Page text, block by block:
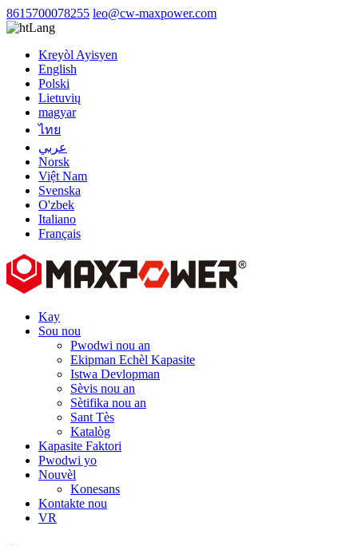
8615700078255 leo@cw-maxpower.com
Lang
Kreyòl Ayisyen
English
Polski
Lietuvių
magyar
ไทย
عربي
Norsk
Việt Nam
Svenska
O'zbek
Italiano
Français
Kay
Sou nou
Pwodwi nou an
Ekipman Echèl Kapasite
Istwa Devlopman
Sèvis nou an
Sètifika nou an
Sant Tès
Katalòg
Kapasite Faktori
Pwodwi yo
Nouvèl
Konesans
Kontakte nou
VR